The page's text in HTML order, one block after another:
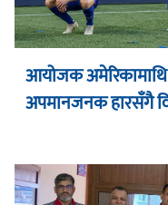
आयोजक अमेरिकामाथि
अपमानजनक हारसँगै